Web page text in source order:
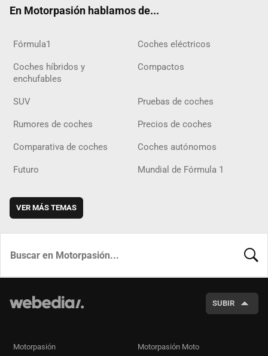
En Motorpasión hablamos de...
Fórmula1 Coches eléctricos
Coches híbridos y
enchufables
Compactos
SUV Pruebas de coches
Rumores de coches Precios de coches
Comparativa de coches Coches autónomos
Futuro Mundial de Fórmula 1
VER MÁS TEMAS
SUBIR
Motorpasión Motorpasión Moto